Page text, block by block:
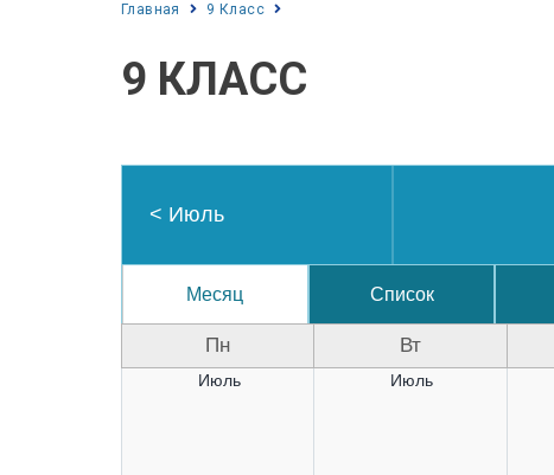
Главная 9 Класс
9 КЛАСС
< Июль
Месяц Список
Пн Вт
Июль Июль